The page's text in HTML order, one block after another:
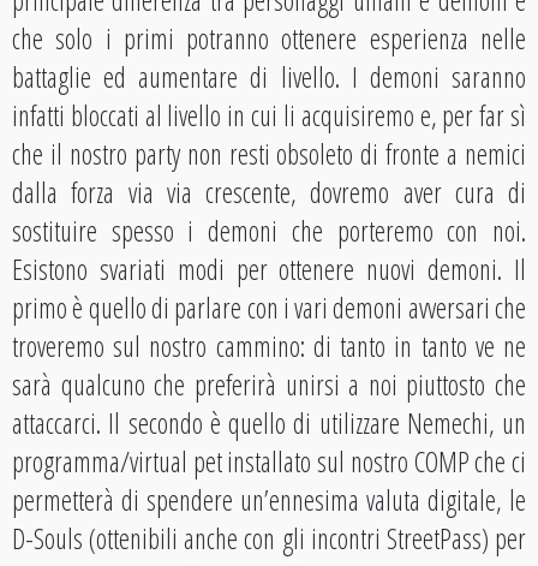
che solo i primi potranno ottenere esperienza nelle
battaglie ed aumentare di livello. I demoni saranno
infatti bloccati al livello in cui li acquisiremo e, per far sì
che il nostro party non resti obsoleto di fronte a nemici
dalla forza via via crescente, dovremo aver cura di
sostituire spesso i demoni che porteremo con noi.
Esistono svariati modi per ottenere nuovi demoni. Il
primo è quello di parlare con i vari demoni avversari che
troveremo sul nostro cammino: di tanto in tanto ve ne
sarà qualcuno che preferirà unirsi a noi piuttosto che
attaccarci. Il secondo è quello di utilizzare Nemechi, un
programma/virtual pet installato sul nostro COMP che ci
permetterà di spendere un’ennesima valuta digitale, le
D-Souls (ottenibili anche con gli incontri StreetPass) per